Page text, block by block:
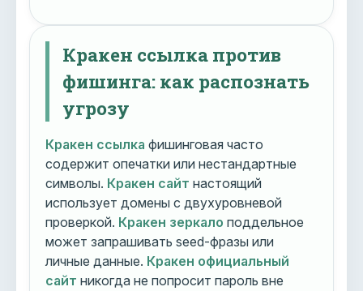
Кракен ссылка против
фишинга: как распознать
угрозу
Кракен ссылка фишинговая часто
содержит опечатки или нестандартные
символы. Кракен сайт настоящий
использует домены с двухуровневой
проверкой. Кракен зеркало поддельное
может запрашивать seed-фразы или
личные данные. Кракен официальный
сайт никогда не попросит пароль вне